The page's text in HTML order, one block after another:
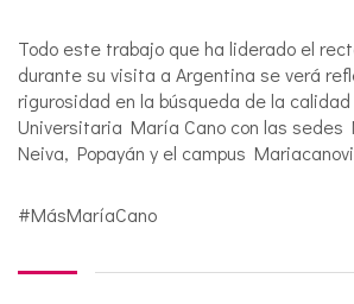
Todo este trabajo que ha liderado el
durante su visita a Argentina se verá
rigurosidad en la búsqueda de la
Universitaria María Cano con las sedes
Neiva, Popayán y el campus
#MásMaríaCano